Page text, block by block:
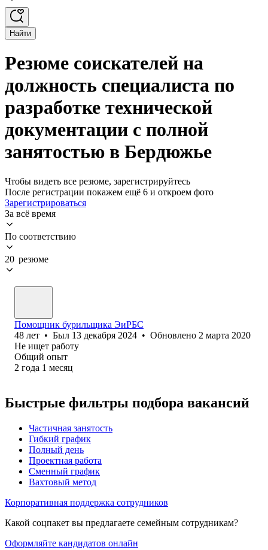
Найти
Резюме соискателей на
должность специалиста по
разработке технической
документации с полной
занятостью в Бердюжье
Чтобы видеть все резюме, зарегистрируйтесь
После регистрации покажем ещё 6 и откроем фото
Зарегистрироваться
За всё время
По соответствию
20 резюме
Помощник бурильщика ЭиРБС
48 лет • Был 13 декабря 2024 • Обновлено 2 марта 2020
Не ищет работу
Общий опыт
2 года 1 месяц
Быстрые фильтры подбора вакансий
Частичная занятость
Гибкий график
Полный день
Проектная работа
Сменный график
Вахтовый метод
Корпоративная поддержка сотрудников
Какой соцпакет вы предлагаете семейным сотрудникам?
Оформляйте кандидатов онлайн